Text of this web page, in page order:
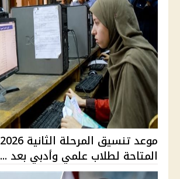
المتاحة لطلاب علمي وأدبي بعد ...